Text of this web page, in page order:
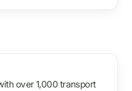
over 1,000 transport